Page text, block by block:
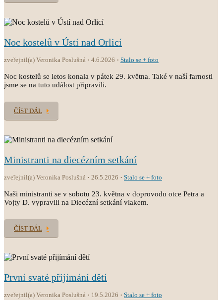
Noc kostelů v Ústí nad Orlicí
zveřejnil(a) Veronika Poslušná 4.6.2026 Stalo se + foto
Noc kostelů se letos konala v pátek 29. května. Také v naší farnosti
jsme se na tuto událost připravili.
ČÍST DÁL
Ministranti na diecézním setkání
zveřejnil(a) Veronika Poslušná 26.5.2026 Stalo se + foto
Naši ministranti se v sobotu 23. května v doprovodu otce Petra a
Vojty D. vypravili na Diecézní setkání vlakem.
ČÍST DÁL
První svaté přijímání dětí
zveřejnil(a) Veronika Poslušná 19.5.2026 Stalo se + foto